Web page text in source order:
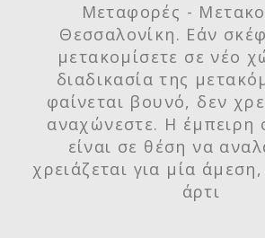
Μεταφορές -
Θεσσαλονίκη. Εάν
μετακομίσετε σε νέο
διαδικασία της
φαίνεται βουνό, δεν
αναχώνεστε. Η έμπειρη
είναι σε θέση να
χρειάζεται για μία
άρτι